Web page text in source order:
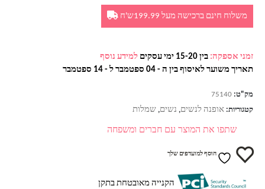
משלוח חינם ברכישה מעל 199.99ש'ח
זמני אספקה: בין 15-20 ימי עסקים
למידע נוסף
תאריך משוער לאיסוף בין ה - 04 ספטמבר ל - 14 ספטמבר
מק"ט: 75140
קטגוריות: אופנה לנשים, נשים, שמלות
שתפו את המוצר עם חברים ומשפחה
הוסף למועדפים שלך
הקנייה מאובטחת בתקן